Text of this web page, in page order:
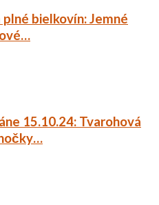
plné bielkovín: Jemné
15.10.24: Tvarohová